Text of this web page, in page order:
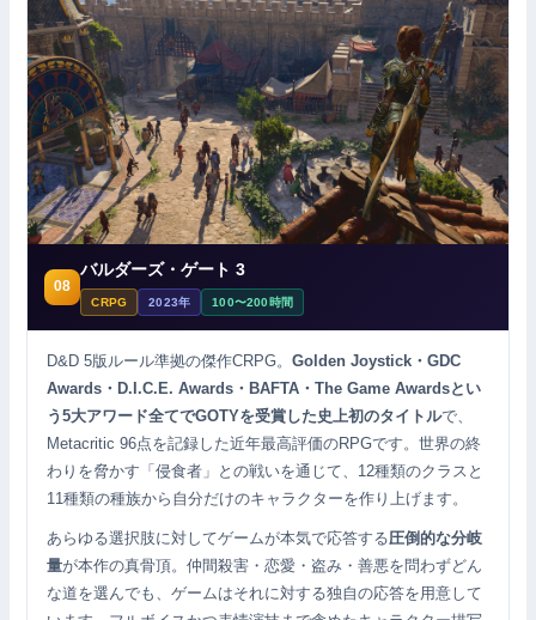
08
バルダーズ・ゲート 3
CRPG 2023年 100〜200時間
D&D 5版ルール準拠の傑作CRPG。Golden Joystick・GDC
Awards・D.I.C.E. Awards・BAFTA・The Game Awardsとい
う5大アワード全てでGOTYを受賞した史上初のタイトルで、
Metacritic 96点を記録した近年最高評価のRPGです。世界の終
わりを脅かす「侵食者」との戦いを通じて、12種類のクラスと
11種類の種族から自分だけのキャラクターを作り上げます。
あらゆる選択肢に対してゲームが本気で応答する圧倒的な分岐
量が本作の真骨頂。仲間殺害・恋愛・盗み・善悪を問わずどん
な道を選んでも、ゲームはそれに対する独自の応答を用意して